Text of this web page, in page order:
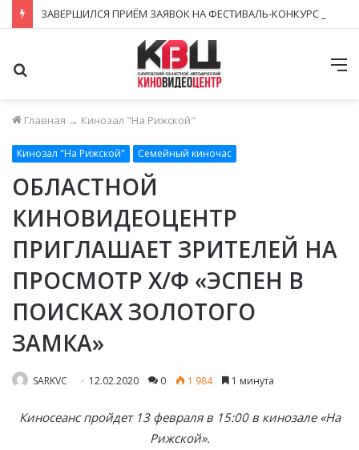
Главная → Кинозал "На Рижской"
Кинозал "На Рижской" Семейный киночас
ОБЛАСТНОЙ
КИНОВИДЕОЦЕНТР
ПРИГЛАШАЕТ ЗРИТЕЛЕЙ НА
ПРОСМОТР Х/Ф «ЭСПЕН В
ПОИСКАХ ЗОЛОТОГО
ЗАМКА»
SARKVC 12.02.2020 0 1 984 1 минута
Киносеанс пройдет 13 февраля в 15:00 в кинозале «На
Рижской».